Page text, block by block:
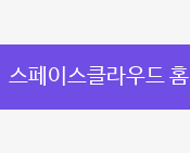
스페이스클라우드 홈